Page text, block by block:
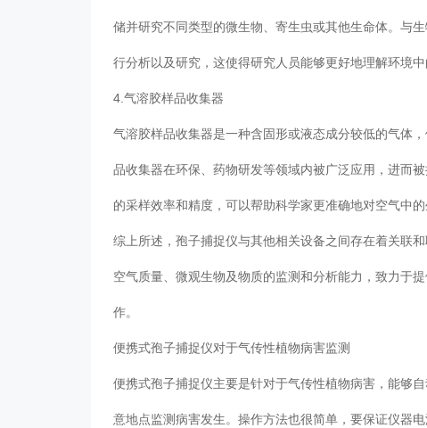
储并研究不同类型的微生物、寄生虫或其他生命体。与
行分析以及研究，这使得研究人员能够更好地理解环境
4.气溶胶样品收集器
气溶胶样品收集器是一种含固形或液态成分较低的气体
品收集器在环保、药物研发等领域内被广泛应用，进而
的采样效率和精度，可以帮助科学家更准确地对空气中
综上所述，孢子捕捉仪与其他相关设备之间存在着关联
空气质量、微观生物及物质的监测和分析能力，致力于
作。
便携式孢子捕捉仪对于气传性植物病害监测
便携式孢子捕捉仪主要是针对于气传性植物病害，能够
意地点监测病害发生。操作方法也很简单，要保证仪器